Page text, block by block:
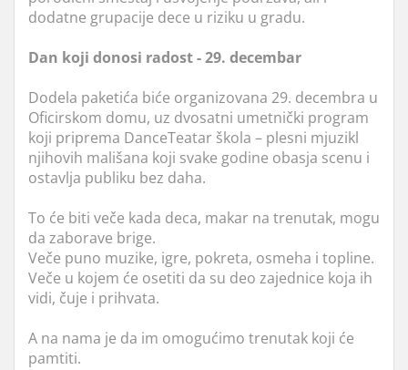
dodatne grupacije dece u riziku u gradu.
Dan koji donosi radost - 29. decembar
Dodela paketića biće organizovana 29. decembra u
Oficirskom domu, uz dvosatni umetnički program
koji priprema DanceTeatar škola – plesni mjuzikl
njihovih mališana koji svake godine obasja scenu i
ostavlja publiku bez daha.
To će biti veče kada deca, makar na trenutak, mogu
da zaborave brige.
Veče puno muzike, igre, pokreta, osmeha i topline.
Veče u kojem će osetiti da su deo zajednice koja ih
vidi, čuje i prihvata.
A na nama je da im omogućimo trenutak koji će
pamtiti.